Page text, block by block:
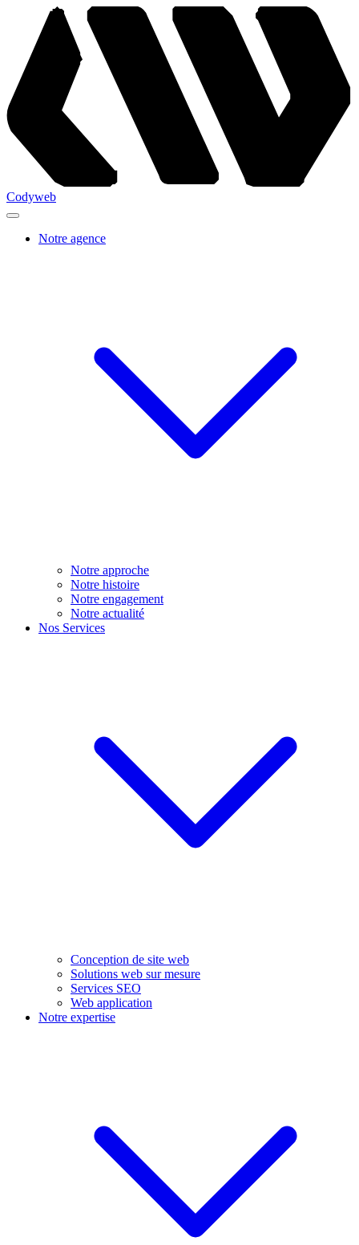
Codyweb
Notre agence
Notre approche
Notre histoire
Notre engagement
Notre actualité
Nos Services
Conception de site web
Solutions web sur mesure
Services SEO
Web application
Notre expertise